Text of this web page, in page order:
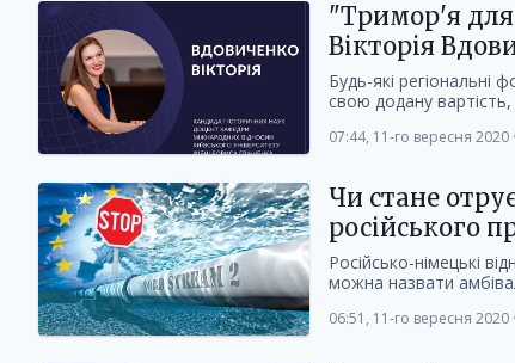
"Тримор'я для
Вікторія
Будь-які регіональні
свою додану
07:44, 11-го вересня 2020 ·
Чи стане
російського
Російсько-німецькі
можна назвати
06:51, 11-го вересня 2020 ·